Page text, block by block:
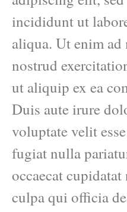
incididunt ut
aliqua. Ut enim
nostrud
ut aliquip ex ea
Duis aute irure
voluptate velit
fugiat nulla
occaecat
culpa qui officia